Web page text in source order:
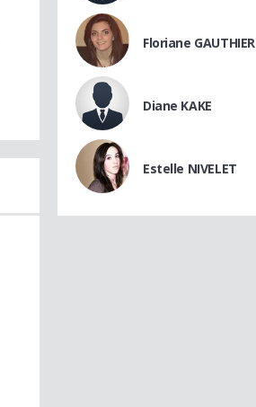
Floriane GAUTHIER
Diane KAKE
Estelle NIVELET